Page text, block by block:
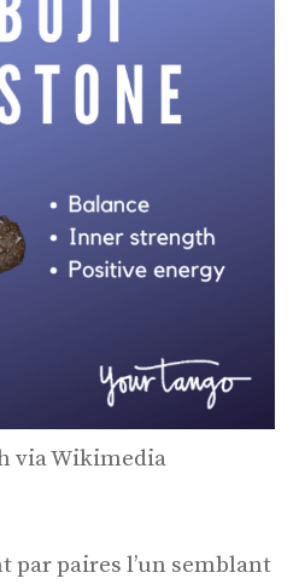
via Wikimedia
par paires l’un semblant